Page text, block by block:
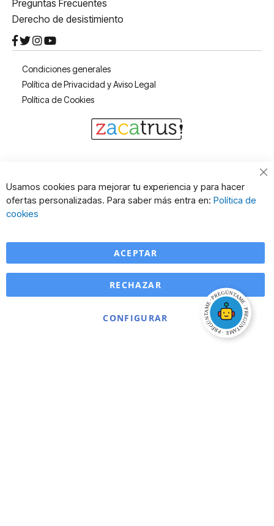
Preguntas Frecuentes
Derecho de desistimiento
Condiciones generales
Política de Privacidad y Aviso Legal
Política de Cookies
Usamos cookies para mejorar tu experiencia y para hacer
ofertas personalizadas. Para saber más entra en: Política de
cookies
ACEPTAR
CONFIGURAR
RECHAZAR